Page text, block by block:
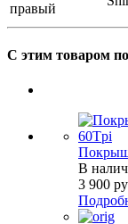
правый
С этим товаром
В
3 900